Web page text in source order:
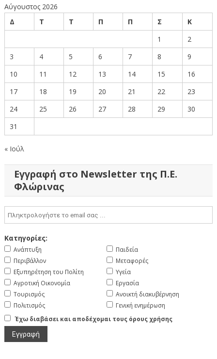
Αύγουστος 2026
Δ
Τ Τ Π Π Σ
Κ
1
2
3
4 5 6 7 8
9
10
11 12 13 14 15
16
17
18 19 20 21 22
23
24
25 26 27 28 29
30
31
« Ιούλ
Εγγραφή στο Newsletter της Π.Ε.
Φλώρινας
Κατηγορίες:
Ανάπτυξη
Περιβάλλον
Εξυπηρέτηση του Πολίτη
Αγροτική Οικονομία
Τουρισμός
Πολιτισμός
Παιδεία
Μεταφορές
Υγεία
Εργασία
Ανοικτή διακυβέρνηση
Γενική ενημέρωση
Έχω διαβάσει και αποδέχομαι τους όρους χρήσης